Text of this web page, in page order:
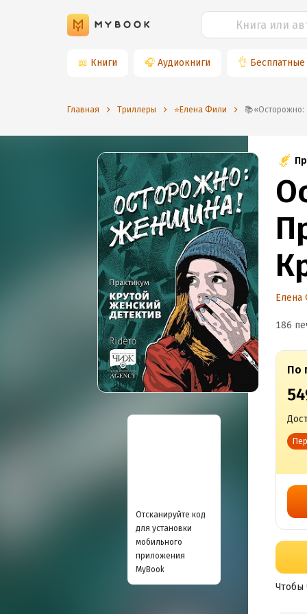
📖 Книги 🎧 Аудиокниги 👌 Бесплатные
Главная Триллеры ⭐️Елена Фили
Отсканируйте код
для установки
мобильного
приложения
MyBook
Елена
186
По
Чтобы